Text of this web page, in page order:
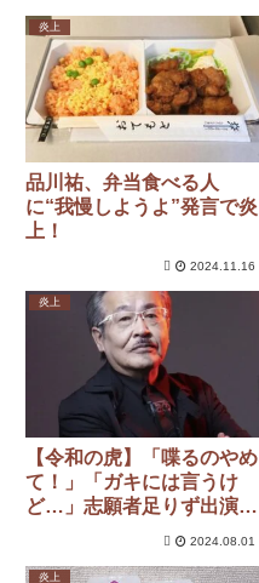
炎上
品川祐、弁当食べる人
に“我慢しようよ”発言で炎
上！
2024.11.16
炎上
【令和の虎】「喋るのやめ
て！」「ガキには言うけ
ど…」志願者足りず出演の
2024.08.01
炎上